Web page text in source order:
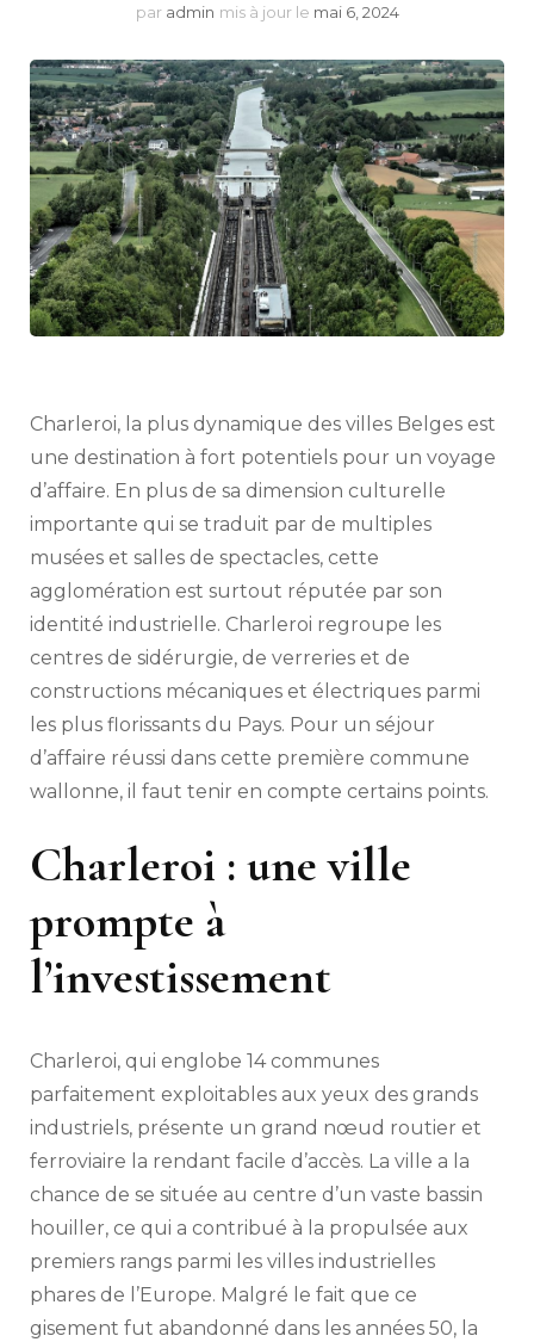
par admin mis à jour le mai 6, 2024
Charleroi, la plus dynamique des villes Belges est
une destination à fort potentiels pour un voyage
d’affaire. En plus de sa dimension culturelle
importante qui se traduit par de multiples
musées et salles de spectacles, cette
agglomération est surtout réputée par son
identité industrielle. Charleroi regroupe les
centres de sidérurgie, de verreries et de
constructions mécaniques et électriques parmi
les plus florissants du Pays. Pour un séjour
d’affaire réussi dans cette première commune
wallonne, il faut tenir en compte certains points.
Charleroi : une ville
prompte à
l’investissement
Charleroi, qui englobe 14 communes
parfaitement exploitables aux yeux des grands
industriels, présente un grand nœud routier et
ferroviaire la rendant facile d’accès. La ville a la
chance de se située au centre d’un vaste bassin
houiller, ce qui a contribué à la propulsée aux
premiers rangs parmi les villes industrielles
phares de l’Europe. Malgré le fait que ce
gisement fut abandonné dans les années 50, la